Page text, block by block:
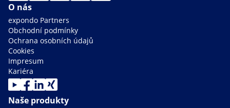
O nás
expondo Partners
Obchodní podmínky
Ochrana osobních údajů
Cookies
Impresum
Kariéra
Naše produkty